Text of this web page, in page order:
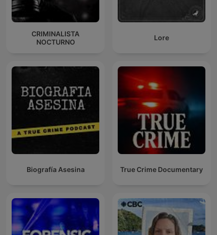
CRIMINALISTA
NOCTURNO
Lore
Biografía Asesina True Crime Documentary